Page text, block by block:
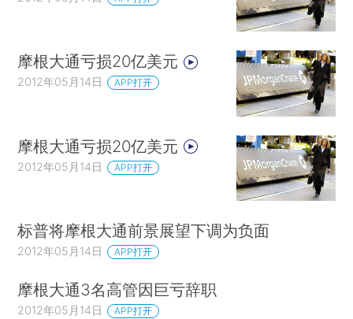
摩根大通亏损20亿美元
2012年05月14日 APP打开
摩根大通亏损20亿美元
2012年05月14日 APP打开
标普将摩根大通前景展望下调为负面
2012年05月14日 APP打开
摩根大通3名高管因巨亏辞职
2012年05月14日 APP打开